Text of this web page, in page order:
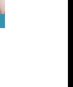
знакомятся и
могут
в столицу все
в